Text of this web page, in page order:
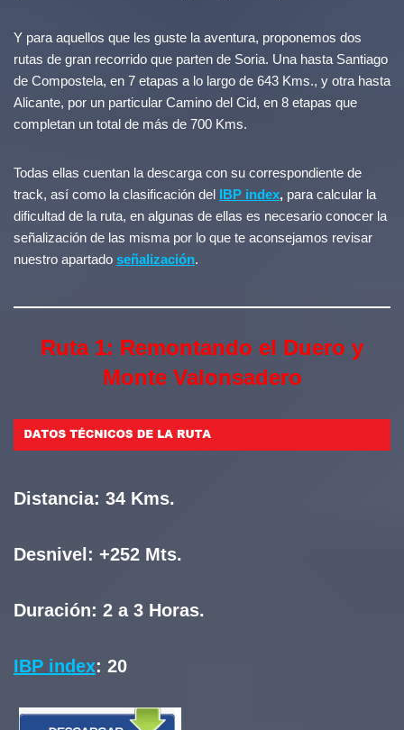
Y para aquellos que les guste la aventura, proponemos dos
rutas de gran recorrido que parten de Soria. Una hasta Santiago
de Compostela, en 7 etapas a lo largo de 643 Kms., y otra hasta
Alicante, por un particular Camino del Cid, en 8 etapas que
completan un total de más de 700 Kms.
Todas ellas cuentan la descarga con su correspondiente de
track, así como la clasificación del IBP index, para calcular la
dificultad de la ruta, en algunas de ellas es necesario conocer la
señalización de las misma por lo que te aconsejamos revisar
nuestro apartado señalización.
Ruta 1: Remontando el Duero y
Monte Valonsadero
Distancia: 34 Kms.
Desnivel: +252 Mts.
Duración: 2 a 3 Horas.
IBP index: 20